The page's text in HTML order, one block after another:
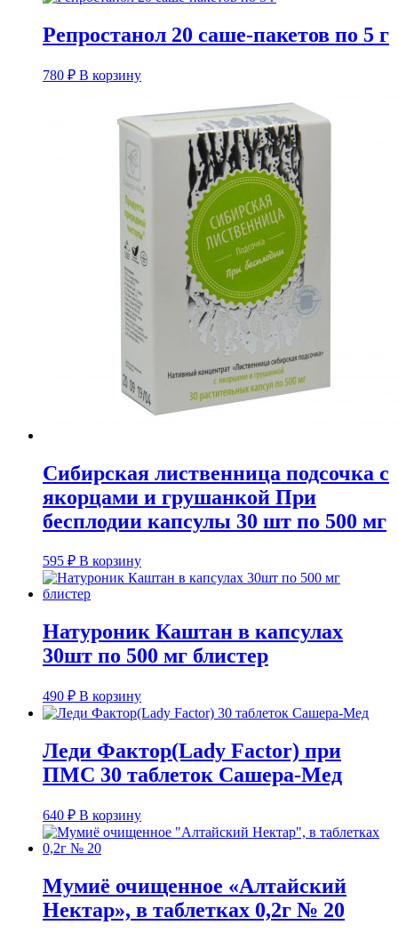
Репростанол 20 саше-пакетов по 5 г
780 ₽ В корзину
Сибирская лиственница подсочка с
якорцами и грушанкой При
бесплодии капсулы 30 шт по 500 мг
595 ₽ В корзину
Натуроник Каштан в капсулах
30шт по 500 мг блистер
490 ₽ В корзину
Леди Фактор(Lady Factor) при
ПМС 30 таблеток Сашера-Мед
640 ₽ В корзину
Мумиё очищенное «Алтайский
Нектар», в таблетках 0,2г № 20